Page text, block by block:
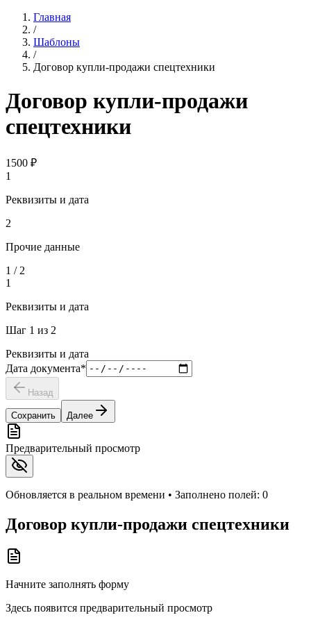
Главная
/
Шаблоны
/
Договор купли-продажи спецтехники
Договор купли-продажи
спецтехники
1500 ₽
1
Реквизиты и дата
2
Прочие данные
1 / 2
1
Реквизиты и дата
Шаг 1 из 2
Реквизиты и дата
Дата документа*
Назад
Сохранить Далее
Предварительный просмотр
Обновляется в реальном времени • Заполнено полей: 0
Договор купли-продажи спецтехники
Начните заполнять форму
Здесь появится предварительный просмотр